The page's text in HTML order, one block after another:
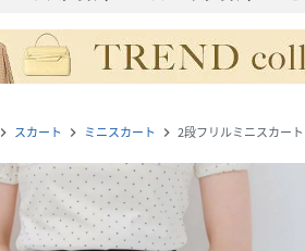
navigate_next スカート navigate_next ミニスカート navigate_next 2段フリルミニスカート